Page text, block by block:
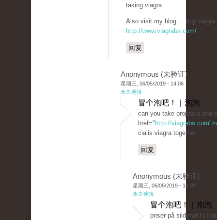
taking viagra.
Also visit my blog ... buy viagra
http://www.viagrabs.com/
回复
Anonymous (未验证)
星期三, 06/05/2019 - 14:06
永久连接
冒个泡吧！ | 泡泡
can you take propecia and
href=" http://
cialis viagra together.
回复
Anonymous (未验证)
星期三, 06/05/2019 - 14:09
永久连接
冒个泡吧！ | 泡泡
priser på sildenafil i